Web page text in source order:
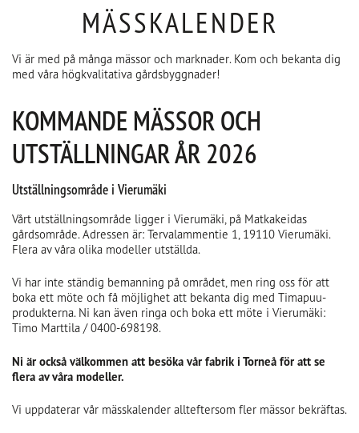
MÄSSKALENDER
Vi är med på många mässor och marknader. Kom och bekanta dig
med våra högkvalitativa gårdsbyggnader!
KOMMANDE MÄSSOR OCH
UTSTÄLLNINGAR ÅR 2026
Utställningsområde i Vierumäki
Vårt utställningsområde ligger i Vierumäki, på Matkakeidas
gårdsområde. Adressen är: Tervalammentie 1, 19110 Vierumäki.
Flera av våra olika modeller utställda.
Vi har inte ständig bemanning på området, men ring oss för att
boka ett möte och få möjlighet att bekanta dig med Timapuu-
produkterna. Ni kan även ringa och boka ett möte i Vierumäki:
Timo Marttila / 0400-698198.
Ni är också välkommen att besöka vår fabrik i Torneå för att se
flera av våra modeller.
Vi uppdaterar vår mässkalender allteftersom fler mässor bekräftas.